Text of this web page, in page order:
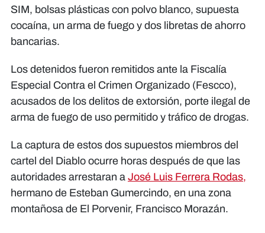
SIM, bolsas plásticas con polvo blanco, supuesta
cocaína, un arma de fuego y dos libretas de ahorro
bancarias.
Los detenidos fueron remitidos ante la Fiscalía
Especial Contra el Crimen Organizado (Fescco),
acusados de los delitos de extorsión, porte ilegal de
arma de fuego de uso permitido y tráfico de drogas.
La captura de estos dos supuestos miembros del
cartel del Diablo ocurre horas después de que las
autoridades arrestaran a José Luis Ferrera Rodas,
hermano de Esteban Gumercindo, en una zona
montañosa de El Porvenir, Francisco Morazán.